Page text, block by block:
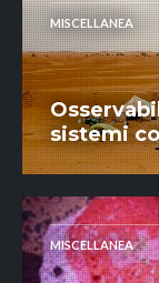
MISCELLANEA
sistemi
MISCELLANEA